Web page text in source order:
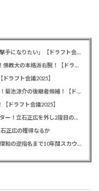
カープドラ6西川篤夢！「日本を代表する遊撃手になりたい」【ドラフト会議2025】
カープドラ5赤木晴哉！191cm最速153キロ！佛教大の本格派右腕！【ドラフト会議2025】
ラフト会議2025】
カープドラ3勝田成！近畿大163cmセカンド！菊池涼介の後継者候補！【ドラフト会議2025】
ドラフト会議2025】
カープドラ1平川蓮！187cmのスイッチヒッター！立石正広を外し2度目の重複も新井監督がクジを引き当てる！【ドラフト会議2025】
正広の獲得なるか
緒方孝市カープドラ3指名で青学出禁！澤﨑俊和の逆指名まで10年間スカウト出禁